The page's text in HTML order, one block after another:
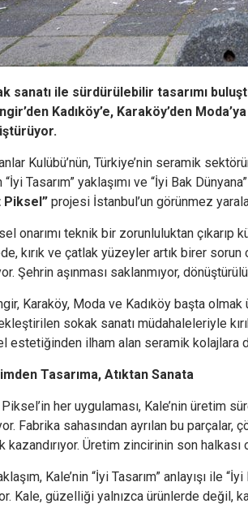
sanatı ile sürdürülebilir tasarımı
Kadıköy’e, Karaköy’den
Kulübü’nün, Türkiye’nin seramik
“İyi Tasarım” yaklaşımı ve “İyi Bak
Piksel” projesi İstanbul’un görünmez
onarımı teknik bir zorunluluktan
kırık ve çatlak yüzeyler artık birer
Şehrin aşınması saklanmıyor,
Karaköy, Moda ve Kadıköy başta
sokak sanatı müdahaleleriyle
estetiğinden ilham alan seramik kolajlara
Tasarıma, Atıktan Sanata
her uygulaması, Kale’nin üretim
Fabrika sahasından ayrılan bu
kazandırıyor. Üretim zincirinin son
Kale’nin “İyi Tasarım” anlayışı ile
Kale, güzelliği yalnızca ürünlerde değil,